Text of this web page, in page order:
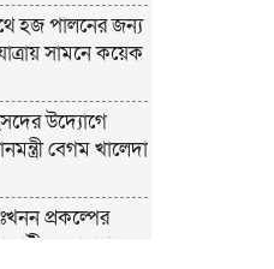
হজ পালনের জন্য
সামনে কয়েক
উদ্যোগে
বেগম খালেদা
প্রকল্পের
কোষাগারে